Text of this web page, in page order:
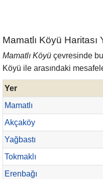
Mamatlı Köyü Haritası
Mamatlı Köyü çevresinde
Köyü ile arasındaki
Yer
Mamatlı
Akçaköy
Yağbastı
Tokmaklı
Erenbağı